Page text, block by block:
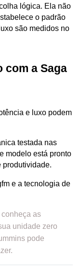
lógica. Ela não
o padrão
são medidos no
com a Saga
e luxo podem
testada nas
modelo está pronto
produtividade.
e a tecnologia de
conheça as
unidade zero
pode